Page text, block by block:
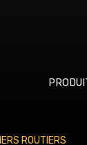
ROUTIERS